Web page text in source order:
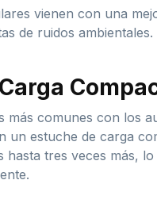
vienen con una
de ruidos
más comunes con los
un estuche de carga
tres veces más,